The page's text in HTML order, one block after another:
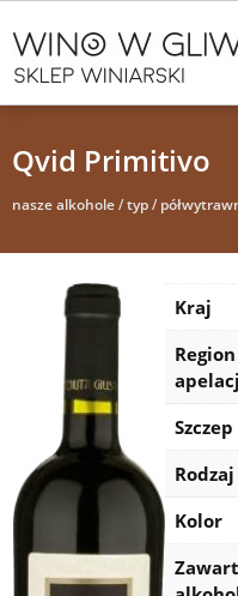
Qvid Primitivo
nasze alkohole/typ/
Kraj
Szczep
Rodzaj
Kolor